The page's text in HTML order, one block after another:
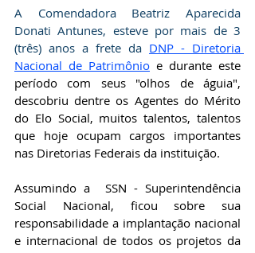
A Comendadora Beatriz Aparecida
Donati Antunes, esteve por mais de 3
(três) anos a frete da DNP - Diretoria
Nacional de Patrimônio e durante este
período com seus "olhos de águia",
descobriu dentre os Agentes do Mérito
do Elo Social, muitos talentos, talentos
que hoje ocupam cargos importantes
nas Diretorias Federais da instituição.
Assumindo a  SSN - Superintendência
Social Nacional, ficou sobre sua
responsabilidade a implantação nacional
e internacional de todos os projetos da